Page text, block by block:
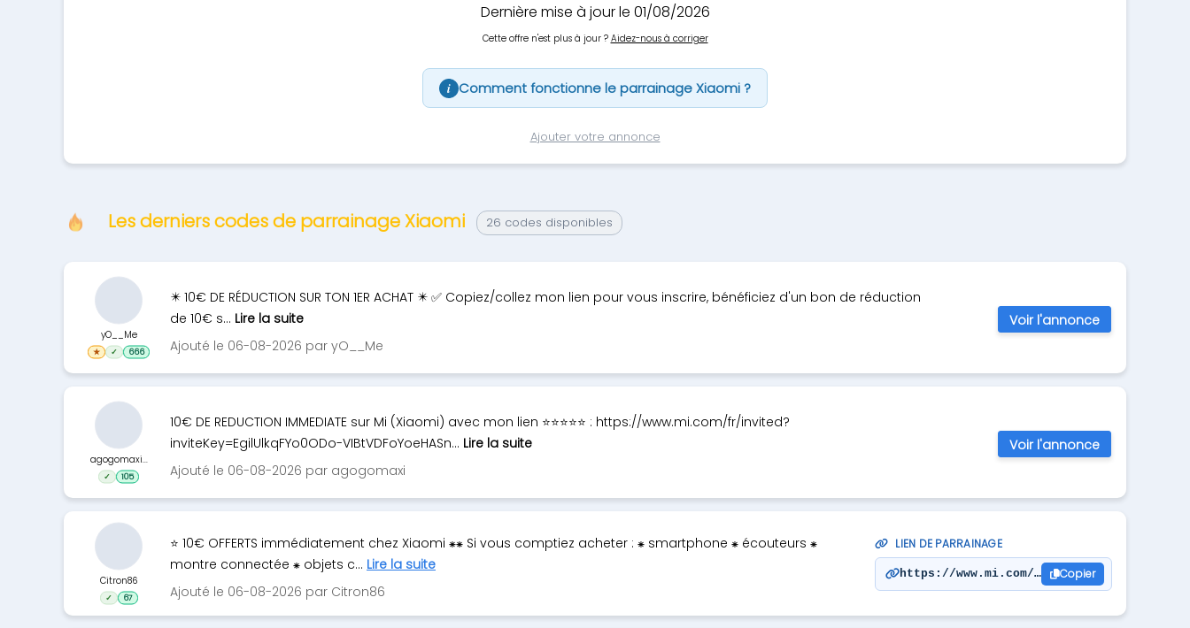
Dernière mise à jour le 01/08/2026
Cette offre n'est plus à jour ? Aidez-nous à corriger
i Comment fonctionne le parrainage Xiaomi ?
Ajouter votre annonce
Les derniers codes de parrainage Xiaomi 26 codes disponibles
✴️ 10€ DE RÉDUCTION SUR TON 1ER ACHAT ✴️ ✅ Copiez/collez mon lien pour vous inscrire, bénéficiez d'un bon de réduction
de 10€ s... Lire la suite
Ajouté le 06-08-2026 par yO__Me
yO__Me
★ ✓ 666
Voir l'annonce
10€ DE REDUCTION IMMEDIATE sur Mi (Xiaomi) avec mon lien ⭐⭐⭐⭐⭐ : https://www.mi.com/fr/invited?
inviteKey=EgilUlkqFYo0ODo-VIBtVDFoYoeHASn... Lire la suite
Ajouté le 06-08-2026 par agogomaxi
agogomaxi...
✓ 105
Voir l'annonce
⭐ 10€ OFFERTS immédiatement chez Xiaomi ⁕⁕ Si vous comptiez acheter : ⁕ smartphone ⁕ écouteurs ⁕
montre connectée ⁕ objets c... Lire la suite
Ajouté le 06-08-2026 par Citron86
LIEN DE PARRAINAGE
https://www.mi.com/fr/ Copier
Citron86
✓ 67